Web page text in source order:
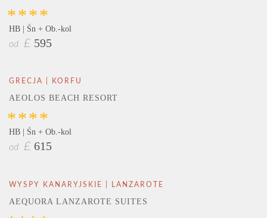
****
HB | Śn + Ob.-kol
od £ 595
GRECJA | KORFU
AEOLOS BEACH RESORT
****
HB | Śn + Ob.-kol
od £ 615
WYSPY KANARYJSKIE | LANZAROTE
AEQUORA LANZAROTE SUITES